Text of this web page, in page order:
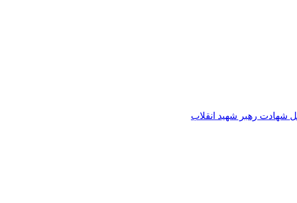
شهادت رهبر شهید انقلاب